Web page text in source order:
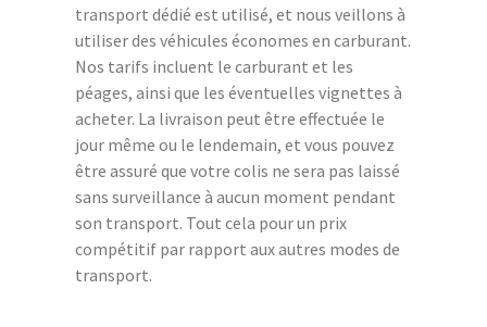
transport dédié est utilisé, et nous veillons à
utiliser des véhicules économes en carburant.
Nos tarifs incluent le carburant et les
péages, ainsi que les éventuelles vignettes à
acheter. La livraison peut être effectuée le
jour même ou le lendemain, et vous pouvez
être assuré que votre colis ne sera pas laissé
sans surveillance à aucun moment pendant
son transport. Tout cela pour un prix
compétitif par rapport aux autres modes de
transport.